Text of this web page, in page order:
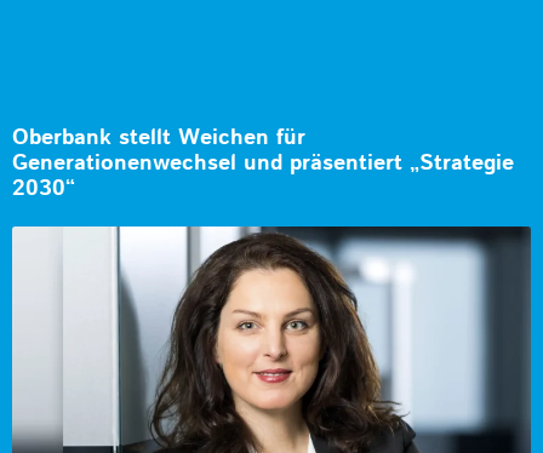
Oberbank stellt Weichen für
Generationenwechsel und präsentiert „Strategie
2030“